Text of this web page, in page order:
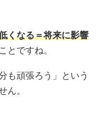
くなる＝将来に影響
とですね。
も頑張ろう」という
ん。